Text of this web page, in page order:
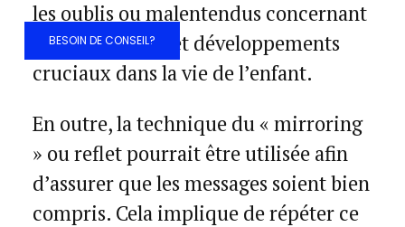
les oublis ou malentendus concernant
les événements et développements
cruciaux dans la vie de l’enfant.
En outre, la technique du « mirroring
» ou reflet pourrait être utilisée afin
d’assurer que les messages soient bien
compris. Cela implique de répéter ce
BESOIN DE CONSEIL?